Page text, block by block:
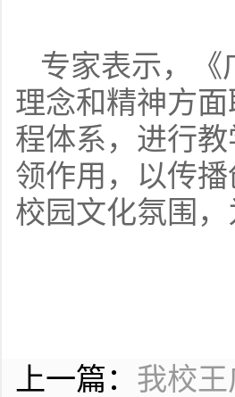
专家表示，《
理念和精神方
程体系，进行
领作用，以传
校园文化氛围
上一篇： 我校